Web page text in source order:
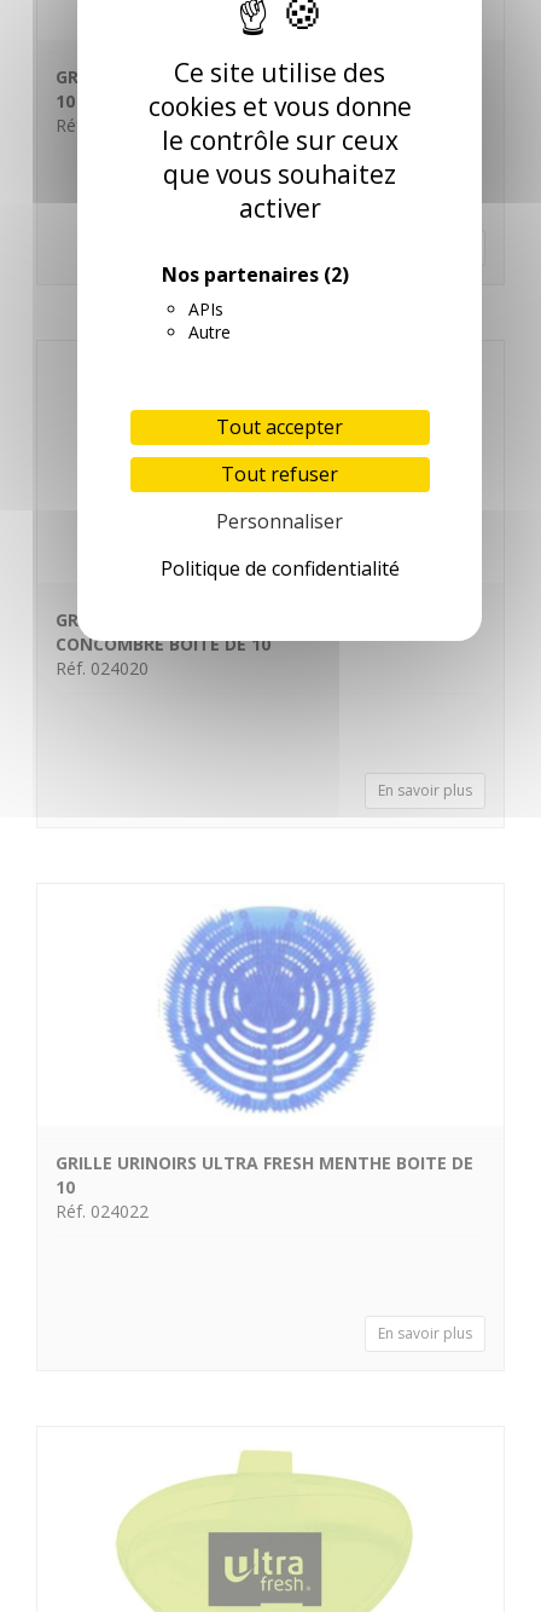
Ce site utilise des
cookies et vous donne
le contrôle sur ceux
que vous souhaitez
activer
Nos partenaires (2)
APIs
Autre
Tout accepter
Tout refuser
Personnaliser
Politique de confidentialité
GRILLE URINOIRS ULTRA FRESH MANGUE BOITE DE
10
Réf. 024019
GRILLE URINOIRS ULTRA FRESH MELON
CONCOMBRE BOITE DE 10
Réf. 024020
En savoir plus
GRILLE URINOIRS ULTRA FRESH MENTHE BOITE DE
10
Réf. 024022
En savoir plus